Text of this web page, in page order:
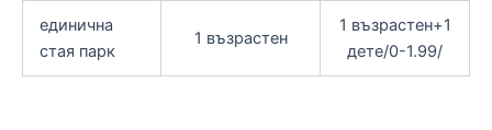
единична
стая парк
1 възрастен
1 възрастен+1
дете/0-1.99/